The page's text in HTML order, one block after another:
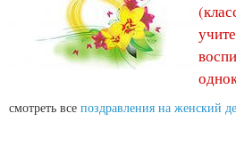
смотреть все поздравления на женский